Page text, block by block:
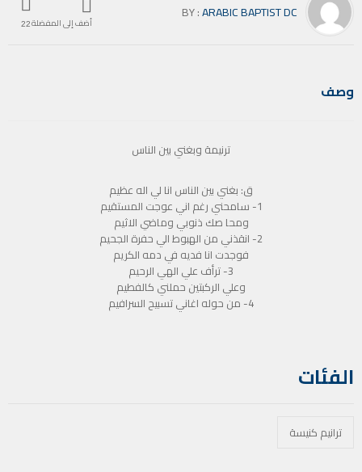
أضف إلى المفضلة22
BY :ARABIC BAPTIST DC
وصف
ترنيمة وبغني بين الناس
ق: بغني بين الناس انا لي اله عظيم
1- سامحني رغم اني عوجت المستقيم
ومحا صك ذنوبي وماضي الاثيم
2- انقذني من الهبوط الي حفرة الجحيم
فوجدت انا فديه في دمه الكريم
3- ترأف علي الهي الرحيم
وعلي الركبتين حملني كالفطيم
4- من حوله اغاني تسبيح السرافيم
الفئات
ترانيم كنيسة